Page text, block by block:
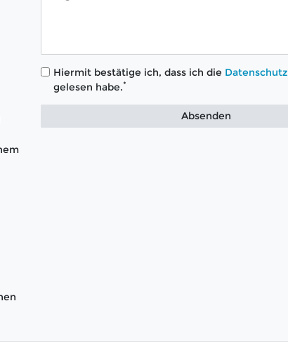
Hiermit bestätige ich, dass ich die
gelesen habe.*
Absenden